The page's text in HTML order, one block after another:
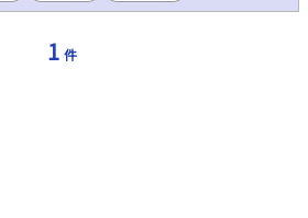
1 件